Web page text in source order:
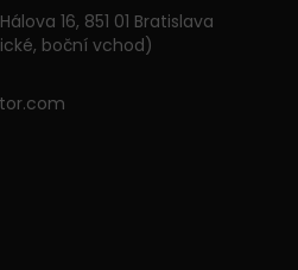
Hálova 16, 851 01 Bratislava
boční vchod)